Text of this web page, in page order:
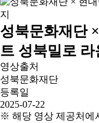
성북문화재단
트 성북밀로 라
영상출처
성북문화재단
등록일
2025-07-22
※ 해당 영상 제공처에